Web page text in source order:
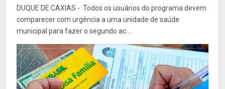
DUQUE DE CAXIAS - Todos os usuários do programa devem
comparecer com urgência a uma unidade de saúde
municipal para fazer o segundo ac...